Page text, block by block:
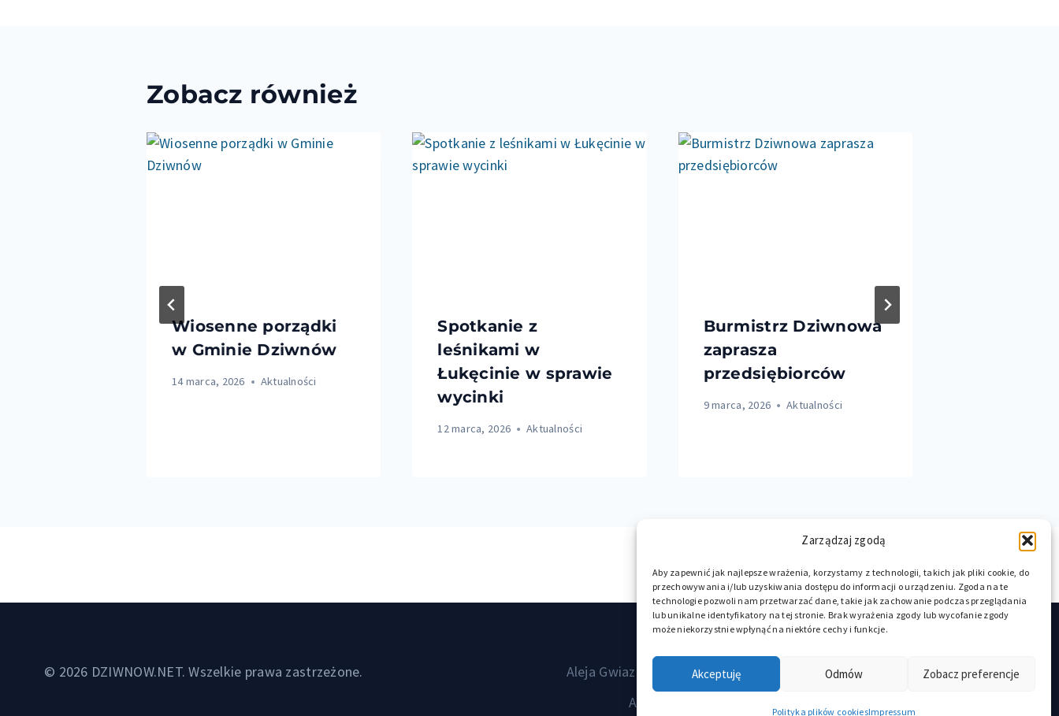
Zarządzaj zgodą
Aby zapewnić jak najlepsze wrażenia, korzystamy z technologii, takich jak pliki cookie, do
przechowywania i/lub uzyskiwania dostępu do informacji o urządzeniu. Zgoda na te
technologie pozwoli nam przetwarzać dane, takie jak zachowanie podczas przeglądania
lub unikalne identyfikatory na tej stronie. Brak wyrażenia zgody lub wycofanie zgody
może niekorzystnie wpłynąć na niektóre cechy i funkcje.
Akceptuję Odmów Zobacz preferencje
Polityka plików cookiesImpressum
Zobacz również
Wiosenne porządki
w Gminie Dziwnów
14 marca, 2026 Aktualności
Spotkanie z
leśnikami w
Łukęcinie w sprawie
wycinki
12 marca, 2026 Aktualności
Burmistrz Dziwnowa
zaprasza
przedsiębiorców
9 marca, 2026 Aktualności
© 2026 DZIWNOW.NET. Wszelkie prawa zastrzeżone.
5 pomysłów na brzydką pogodę nad morzem
Aleja Gwiazd Sportu w Dziwnowie
Atrakcje dla dzieci Dziwnów 2023
Atrakcje Dziwnów 2024